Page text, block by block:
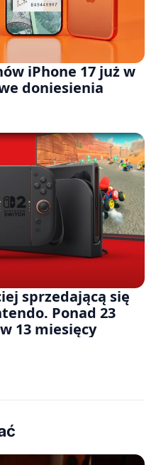
iPhone 17 już w
doniesienia
sprzedającą się
Ponad 23
13 miesięcy